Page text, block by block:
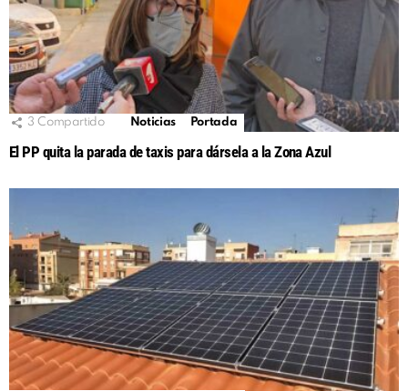
3 Compartido Noticias Portada
El PP quita la parada de taxis para dársela a la Zona Azul